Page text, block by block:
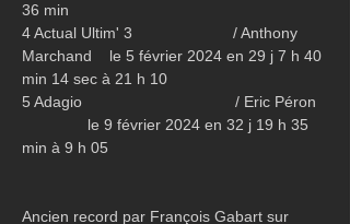
36 min
4 Actual Ultim' 3                       / Anthony
Marchand    le 5 février 2024 en 29 j 7 h 40
min 14 sec à 21 h 10
5 Adagio                                   / Eric Péron
               le 9 février 2024 en 32 j 19 h 35
min à 9 h 05
Ancien record par François Gabart sur